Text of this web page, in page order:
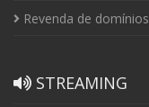
Revenda de domínios
STREAMING